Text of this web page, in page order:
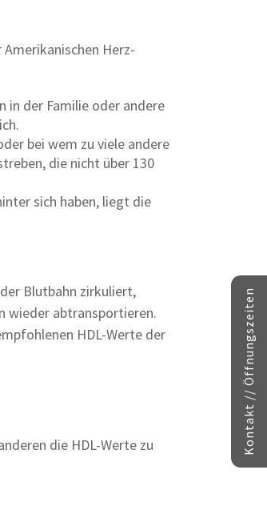
Herz-
in der Familie oder andere
bei wem zu viele andere
die nicht über 130
sich haben, liegt die
Blutbahn zirkuliert,
wieder abtransportieren.
HDL-Werte der
die HDL-Werte zu
Kontakt // Öffnungszeiten